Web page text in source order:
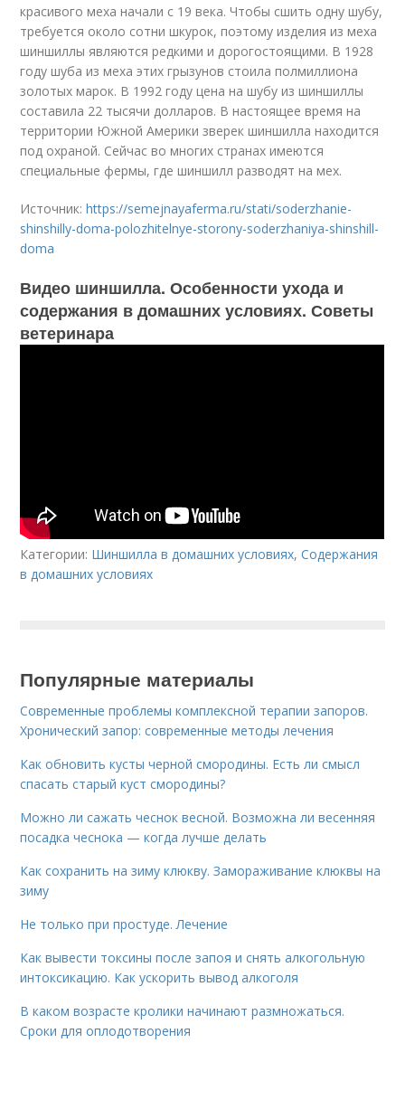
красивого меха начали с 19 века. Чтобы сшить одну шубу,
требуется около сотни шкурок, поэтому изделия из меха
шиншиллы являются редкими и дорогостоящими. В 1928
году шуба из меха этих грызунов стоила полмиллиона
золотых марок. В 1992 году цена на шубу из шиншиллы
составила 22 тысячи долларов. В настоящее время на
территории Южной Америки зверек шиншилла находится
под охраной. Сейчас во многих странах имеются
специальные фермы, где шиншилл разводят на мех.
Источник:https://semejnayaferma.ru/stati/soderzhanie-
shinshilly-doma-polozhitelnye-storony-soderzhaniya-shinshill-
doma
Видео шиншилла. Особенности ухода и
содержания в домашних условиях. Советы
ветеринара
Категории: Шиншилла в домашних условиях,Содержания
в домашних условиях
Популярные материалы
Современные проблемы комплексной терапии запоров.
Хронический запор: современные методы лечения
Как обновить кусты черной смородины. Есть ли смысл
спасать старый куст смородины?
Можно ли сажать чеснок весной. Возможна ли весенняя
посадка чеснока — когда лучше делать
Как сохранить на зиму клюкву. Замораживание клюквы на
зиму
Не только при простуде. Лечение
Как вывести токсины после запоя и снять алкогольную
интоксикацию. Как ускорить вывод алкоголя
В каком возрасте кролики начинают размножаться.
Сроки для оплодотворения